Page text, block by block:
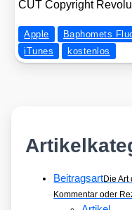
CUT Copy­right
Apple Baphomets
iTunes
kostenlos
BeitragsartDie Art
Kommentar oder